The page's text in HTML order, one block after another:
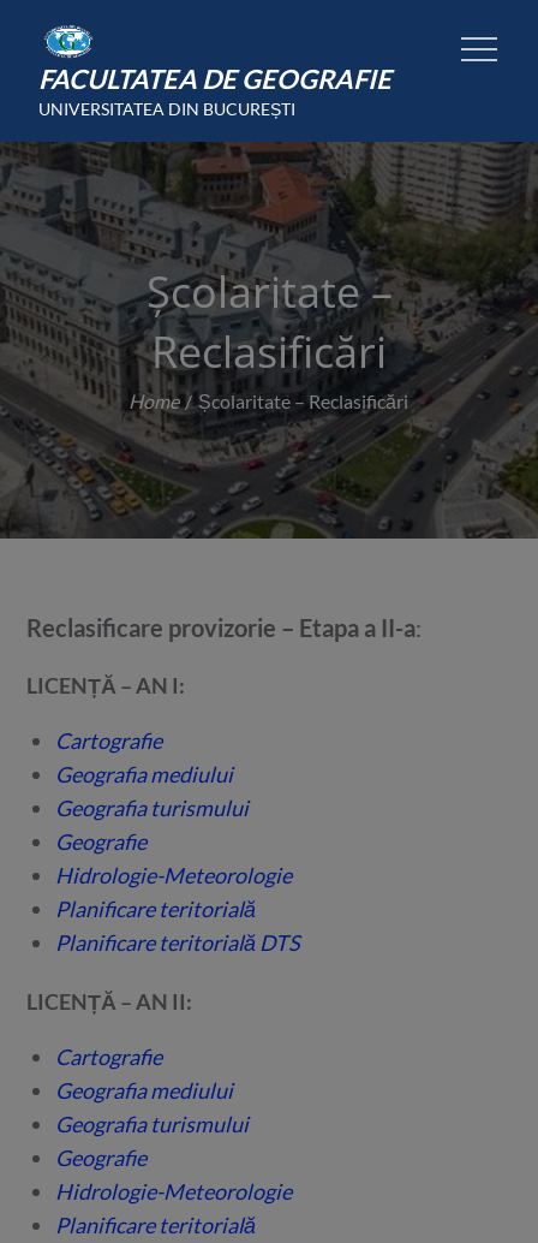
contentFACULTATEA DE GEOGRAFIE
UNIVERSITATEA DIN BUCUREȘTI
Școlaritate –
Reclasificări
Home Școlaritate – Reclasificări
Reclasificare provizorie – Etapa a II-a:
LICENȚĂ – AN I:
Cartografie
Geografia mediului
Geografia turismului
Geografie
Hidrologie-Meteorologie
Planificare teritorială
Planificare teritorială DTS
LICENȚĂ – AN II:
Cartografie
Geografia mediului
Geografia turismului
Geografie
Hidrologie-Meteorologie
Planificare teritorială